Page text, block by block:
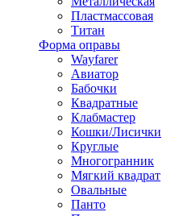
Пластмассовая
Титан
Форма оправы
Wayfarer
Авиатор
Бабочки
Квадратные
Клабмастер
Кошки/Лисички
Круглые
Многогранник
Мягкий квадрат
Овальные
Панто